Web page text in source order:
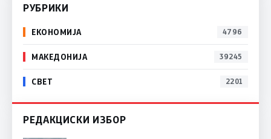
РУБРИКИ
ЕКОНОМИЈА 4796
МАКЕДОНИЈА 39245
СВЕТ 2201
РЕДАКЦИСКИ ИЗБОР